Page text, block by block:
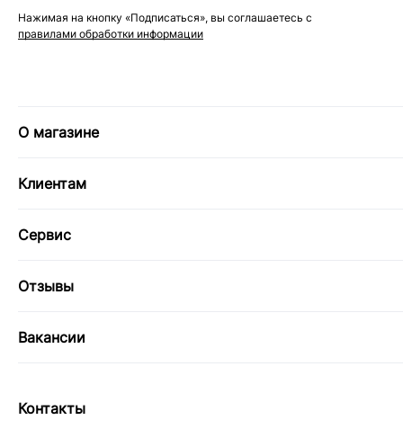
Нажимая на кнопку «Подписаться», вы соглашаетесь с
правилами обработки информации
О магазине
Клиентам
Сервис
Отзывы
Вакансии
Контакты